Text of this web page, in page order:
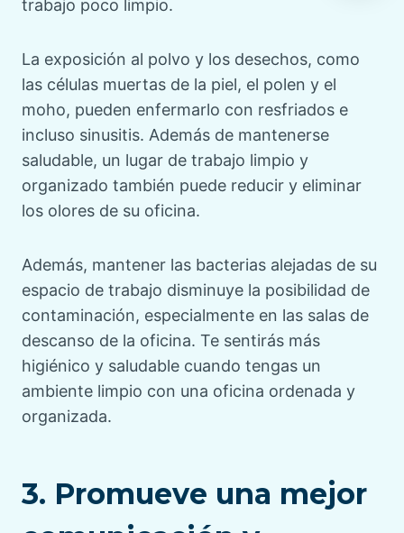
trabajo poco limpio.
La exposición al polvo y los desechos, como
las células muertas de la piel, el polen y el
moho, pueden enfermarlo con resfriados e
incluso sinusitis. Además de mantenerse
saludable, un lugar de trabajo limpio y
organizado también puede reducir y eliminar
los olores de su oficina.
Además, mantener las bacterias alejadas de su
espacio de trabajo disminuye la posibilidad de
contaminación, especialmente en las salas de
descanso de la oficina. Te sentirás más
higiénico y saludable cuando tengas un
ambiente limpio con una oficina ordenada y
organizada.
3. Promueve una mejor